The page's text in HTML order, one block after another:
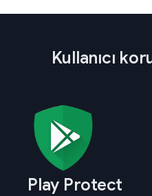
Kullanıcı
Play Protect